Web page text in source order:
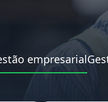
empresarial